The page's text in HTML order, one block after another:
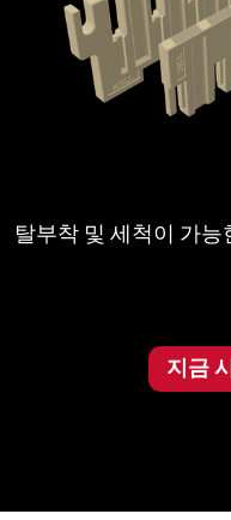
탈부착 및 세척이 가
지금